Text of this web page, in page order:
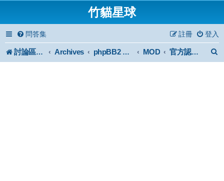
竹貓星球
問答集 登入
註冊
討論區首頁 Archives phpBB2 Forum Archive MOD 官方認證外掛